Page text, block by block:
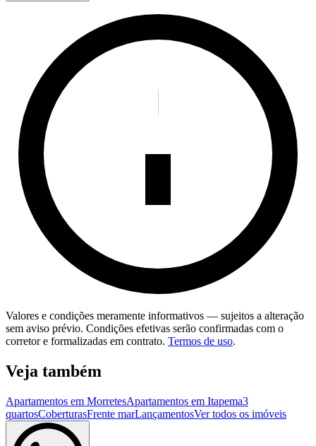
Valores e condições meramente informativos — sujeitos a alteração
sem aviso prévio. Condições efetivas serão confirmadas com o
corretor e formalizadas em contrato. Termos de uso.
Veja também
Apartamentos em MorretesApartamentos em Itapema3
quartosCoberturasFrente marLançamentosVer todos os imóveis